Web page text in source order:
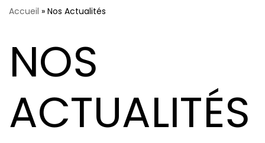
Accueil » Nos Actualités
NOS
ACTUALITÉS